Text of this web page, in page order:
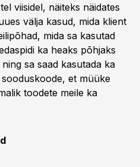
viisidel, näiteks näidates
välja kasud, mida klient
mida sa kasutad
ka heaks põhjaks
sa saad kasutada ka
et müüke
toodete meile ka